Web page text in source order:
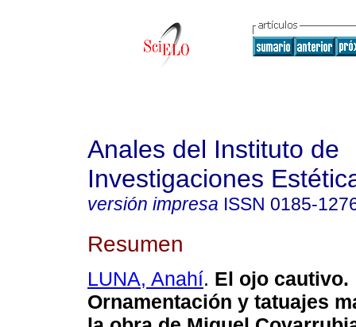
Anales del Instituto de
Investigaciones
versión impresa ISSN 0185-
Resumen
LUNA, Anahí. El ojo cautivo.
Ornamentación y tatuajes